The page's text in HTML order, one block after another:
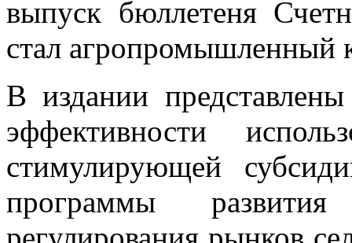
выпуск бюллетеня
стал агропромышленный
В издании
эффективности
стимулирующей
программы